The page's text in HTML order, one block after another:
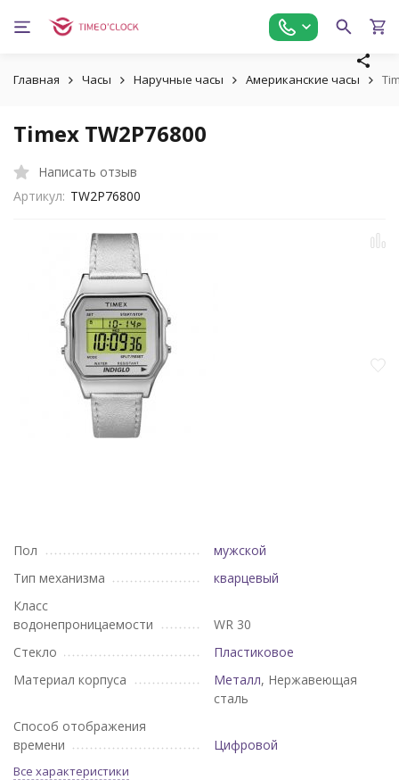
Главная Часы Наручные часы Американские часы
Timex TW2P76800
Написать отзыв
Артикул: TW2P76800
Пол
мужской
Тип механизма
кварцевый
Класс
водонепроницаемости
WR 30
Стекло
Пластиковое
Материал корпуса
Металл, Нержавеющая
сталь
Способ отображения
времени
Цифровой
Все характеристики